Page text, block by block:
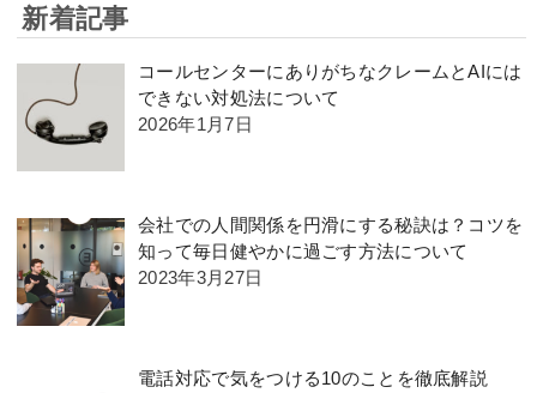
新着記事
コールセンターにありがちなクレームとAIには
できない対処法について
2026年1月7日
会社での人間関係を円滑にする秘訣は？コツを
知って毎日健やかに過ごす方法について
2023年3月27日
電話対応で気をつける10のことを徹底解説